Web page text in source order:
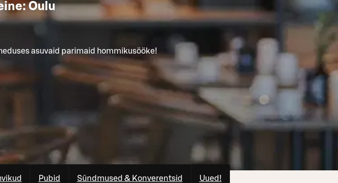
Oulu
asuvaid parimaid hommikusööke!
Pubid Sûndmused & Konverentsid Uued!